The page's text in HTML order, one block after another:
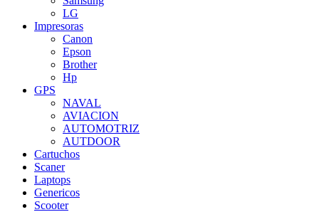
LG
Impresoras
Canon
Epson
Brother
Hp
GPS
NAVAL
AVIACION
AUTOMOTRIZ
AUTDOOR
Cartuchos
Scaner
Laptops
Genericos
Scooter